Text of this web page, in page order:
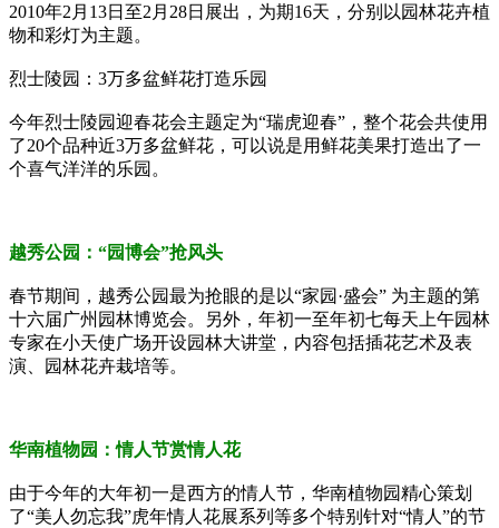
2010年2月 13日至2月 28日展出，为期16天，分别以园林花卉植
物和彩灯为主题。
烈士陵园： 3万多盆鲜花打造乐园
今年烈士陵园迎春花会主题定为“瑞虎迎春”，整个花会共使用
了20个品种近3万多盆鲜花，可以说是用鲜花美果打造出了一
个喜气洋洋的乐园。
越秀公园：“园博会”抢风头
春节期间，越秀公园最为抢眼的是以“家园·盛会” 为主题的第
十六届广州园林博览会。另外，年初一至年初七每天上午园林
专家在小天使广场开设园林大讲堂，内容包括插花艺术及表
演、园林花卉栽培等。
华南植物园：情人节赏情人花
由于今年的大年初一是西方的情人节，华南植物园精心策划
了“美人勿忘我”虎年情人花展系列等多个特别针对“情人”的节